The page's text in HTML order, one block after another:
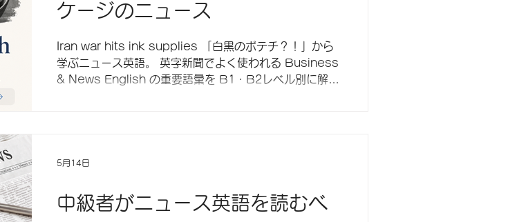
ケージのニュース
Iran war hits ink supplies 「白黒のポテチ？！」から
学ぶニュース英語。 英字新聞でよく使われる Business
& News English の重要語彙を B1・B2レベル別に解説
中級者がニュース英語を読むべ
5月14日